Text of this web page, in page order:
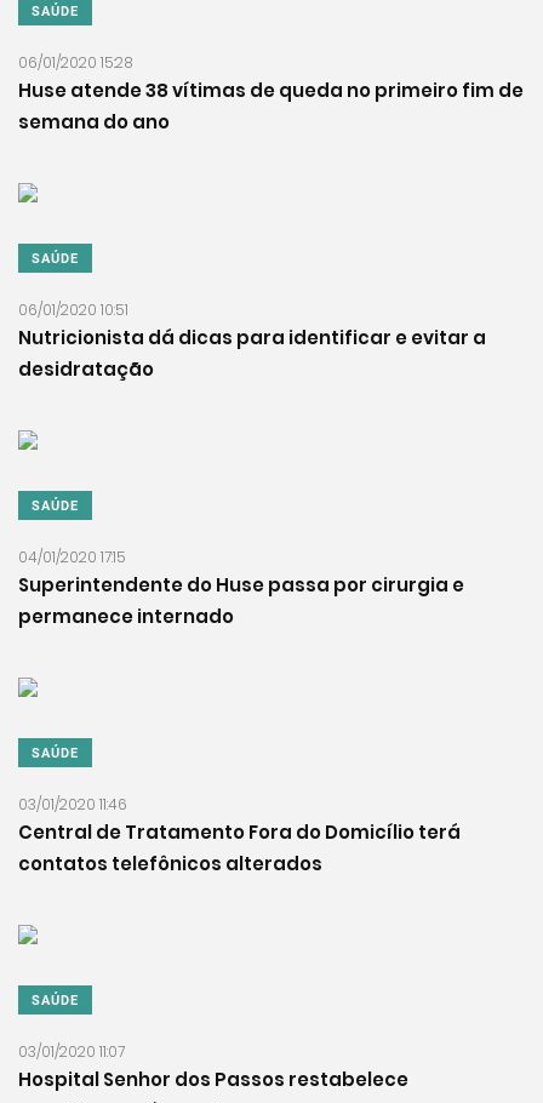
SAÚDE
06/01/2020 15:28
Huse atende 38 vítimas de queda no primeiro fim de
semana do ano
SAÚDE
06/01/2020 10:51
Nutricionista dá dicas para identificar e evitar a
desidratação
SAÚDE
04/01/2020 17:15
Superintendente do Huse passa por cirurgia e
permanece internado
SAÚDE
03/01/2020 11:46
Central de Tratamento Fora do Domicílio terá
contatos telefônicos alterados
SAÚDE
03/01/2020 11:07
Hospital Senhor dos Passos restabelece